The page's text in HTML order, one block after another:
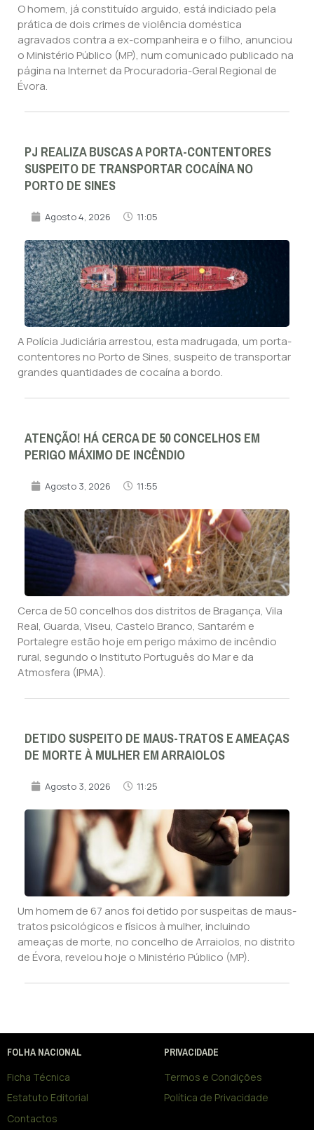
O homem, já constituído arguido, está indiciado pela
prática de dois crimes de violência doméstica
agravados contra a ex-companheira e o filho, anunciou
o Ministério Público (MP), num comunicado publicado na
página na Internet da Procuradoria-Geral Regional de
Évora.
PJ REALIZA BUSCAS A PORTA-CONTENTORES
SUSPEITO DE TRANSPORTAR COCAÍNA NO
PORTO DE SINES
Agosto 4, 2026 11:05
A Polícia Judiciária arrestou, esta madrugada, um porta-
contentores no Porto de Sines, suspeito de transportar
grandes quantidades de cocaína a bordo.
ATENÇÃO! HÁ CERCA DE 50 CONCELHOS EM
PERIGO MÁXIMO DE INCÊNDIO
Agosto 3, 2026 11:55
Cerca de 50 concelhos dos distritos de Bragança, Vila
Real, Guarda, Viseu, Castelo Branco, Santarém e
Portalegre estão hoje em perigo máximo de incêndio
rural, segundo o Instituto Português do Mar e da
Atmosfera (IPMA).
DETIDO SUSPEITO DE MAUS-TRATOS E AMEAÇAS
DE MORTE À MULHER EM ARRAIOLOS
Agosto 3, 2026 11:25
Um homem de 67 anos foi detido por suspeitas de maus-
tratos psicológicos e físicos à mulher, incluindo
ameaças de morte, no concelho de Arraiolos, no distrito
de Évora, revelou hoje o Ministério Público (MP).
FOLHA NACIONAL
Ficha Técnica
Estatuto Editorial
Contactos
PRIVACIDADE
Termos e Condições
Política de Privacidade